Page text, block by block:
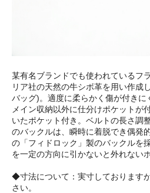
某有名ブランドでも使われているフ
リア社の天然の牛シボ革を用い作成
バッグ)。適度に柔らかく傷が付きに
メイン収納以外に仕分けポケットが
いたポケット付き。ベルトの長さ調
のバックルは、瞬時に着脱でき偶発
の「フィドロック」製のバックルを
を一定の方向に引かないと外れない
◆寸法について：実寸しております
さい。